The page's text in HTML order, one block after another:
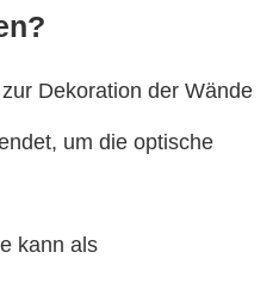
Dekoration der Wände
um die optische
kann als